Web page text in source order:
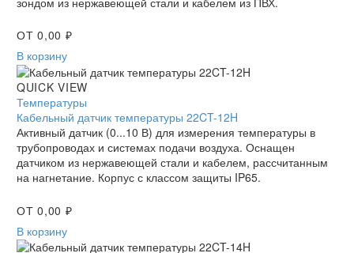
ОТ0,00 ₽
В корзину
Кабельный
датчик
температуры
22CT-
12H
QUICK VIEW
Температуры
Кабельный датчик температуры 22CT-12H
Активный датчик (0...10 В) для измерения температуры в
трубопроводах и системах подачи воздуха. Оснащен
датчиком из нержавеющей стали и кабелем, рассчитанным
на нагнетание. Корпус с классом защиты IP65.
ОТ0,00 ₽
В корзину